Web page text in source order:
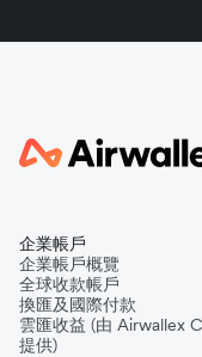
企業帳戶
企業帳戶概覽
全球收款帳戶
換匯及國際付款
雲匯收益 (由 Airwallex
提供)